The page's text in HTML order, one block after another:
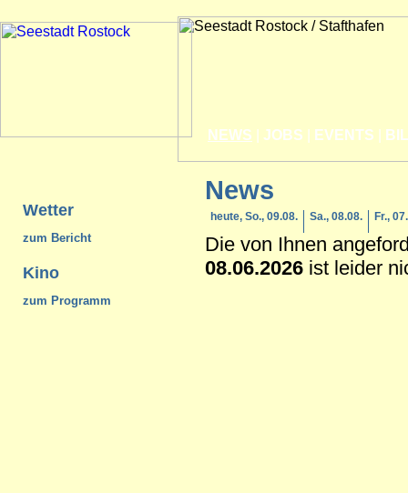
NEWS JOBS EVENTS
Wetter
zum Bericht
Kino
zum Programm
News
heute, So., 09.08. Sa., 08.08. Fr.,
Die von Ihnen
08.06.2026 ist leider